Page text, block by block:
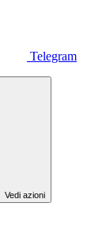
Telegram
Vedi azioni